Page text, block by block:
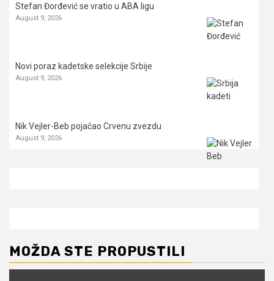
Stefan Đorđević se vratio u ABA ligu
August 9, 2026
Novi poraz kadetske selekcije Srbije
August 9, 2026
Nik Vejler-Beb pojačao Crvenu zvezdu
August 9, 2026
MOŽDA STE PROPUSTILI